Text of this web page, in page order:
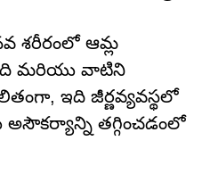
శరీరంలో ఆమ్ల
మరియు వాటిని
ఇది జీర్ణవ్యవస్థలో
తగ్గించడంలో